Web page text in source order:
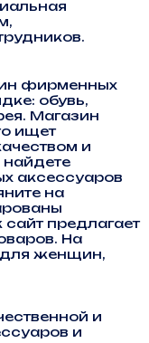
фирменных
обувь,
Магазин
ищет
и
аксессуаров
на
предлагает
На
для женщин,
и
и